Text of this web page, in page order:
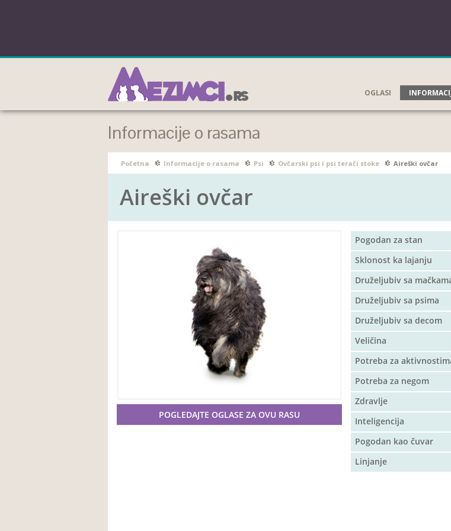
OGLASI
Informacije o rasama
Početna Informacije o rasama Psi Ovčarski psi i psi terači stoke Aireški ovčar
Aireški ovčar
POGLEDAJTE OGLASE ZA OVU RASU
Pogodan za stan
Sklonost ka lajanju
Druželjubiv sa
Druželjubiv sa psima
Druželjubiv sa decom
Veličina
Potreba za
Potreba za negom
Zdravlje
Inteligencija
Pogodan kao čuvar
Linjanje